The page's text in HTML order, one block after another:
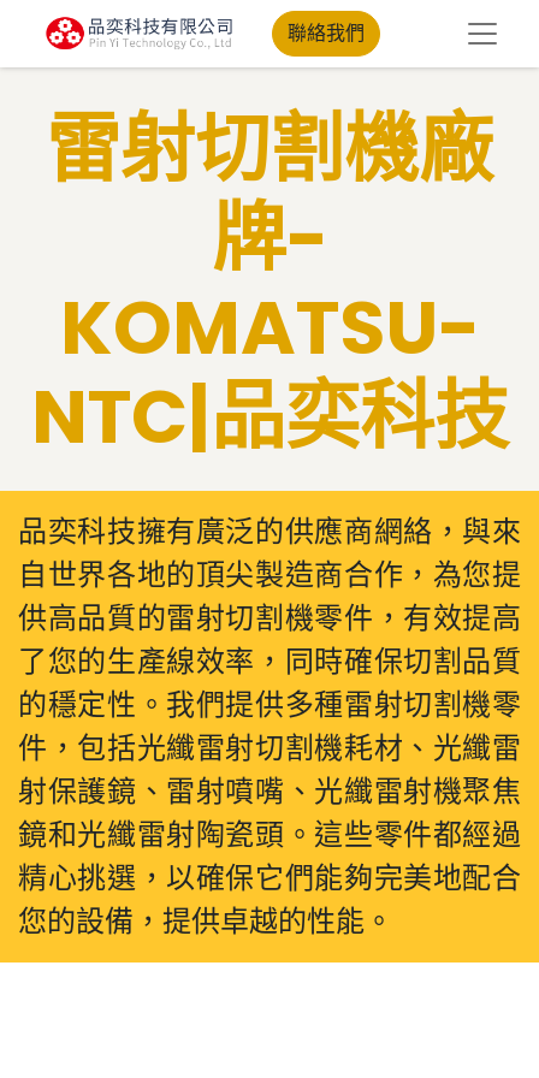
聯絡我們
​雷射切割機廠
牌​-
KOMATSU-
NTC|品奕科技
品奕科技擁有廣泛的供應商網絡，與來
自世界各地的頂尖製造商合作，為您提
供高品質的雷射切割機零件，有效提高
了您的生產線效率，同時確保切割品質
的穩定性。我們提供多種雷射切割機零
件，包括光纖雷射切割機耗材、光纖雷
射保護鏡、雷射噴嘴、光纖雷射機聚焦
鏡和光纖雷射陶瓷頭。這些零件都經過
精心挑選，以確保它們能夠完美地配合
您的設備，提供卓越的性能。